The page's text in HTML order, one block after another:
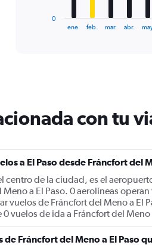
chart
has
Y
axis
displaying
values.
Range:
0
to
2400.
ene. feb. mar. abr.
0
con tu
a El Paso desde Fráncfort del
centro de la ciudad, es el
a El Paso. 0 aerolíneas
vuelos de Fráncfort del Meno a El
vuelos de ida a Fráncfort del
Fráncfort del Meno a El Paso